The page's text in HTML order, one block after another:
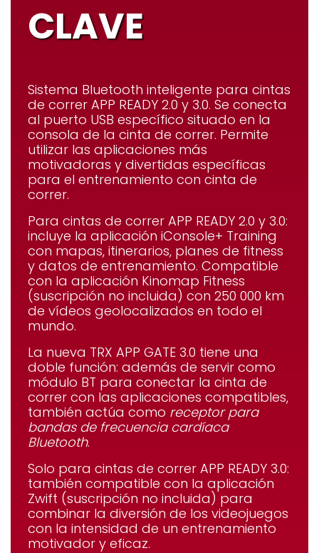
CLAVE
Sistema Bluetooth inteligente para cintas
de correr APP READY 2.0 y 3.0. Se conecta
al puerto USB específico situado en la
consola de la cinta de correr. Permite
utilizar las aplicaciones más
motivadoras y divertidas específicas
para el entrenamiento con cinta de
correr.
Para cintas de correr APP READY 2.0 y 3.0:
incluye la aplicación iConsole+ Training
con mapas, itinerarios, planes de fitness
y datos de entrenamiento. Compatible
con la aplicación Kinomap Fitness
(suscripción no incluida) con 250 000 km
de vídeos geolocalizados en todo el
mundo.
La nueva TRX APP GATE 3.0 tiene una
doble función: además de servir como
módulo BT para conectar la cinta de
correr con las aplicaciones compatibles,
también actúa como receptor para
bandas de frecuencia cardíaca
Bluetooth.
Solo para cintas de correr APP READY 3.0:
también compatible con la aplicación
Zwift (suscripción no incluida) para
combinar la diversión de los videojuegos
con la intensidad de un entrenamiento
motivador y eficaz.